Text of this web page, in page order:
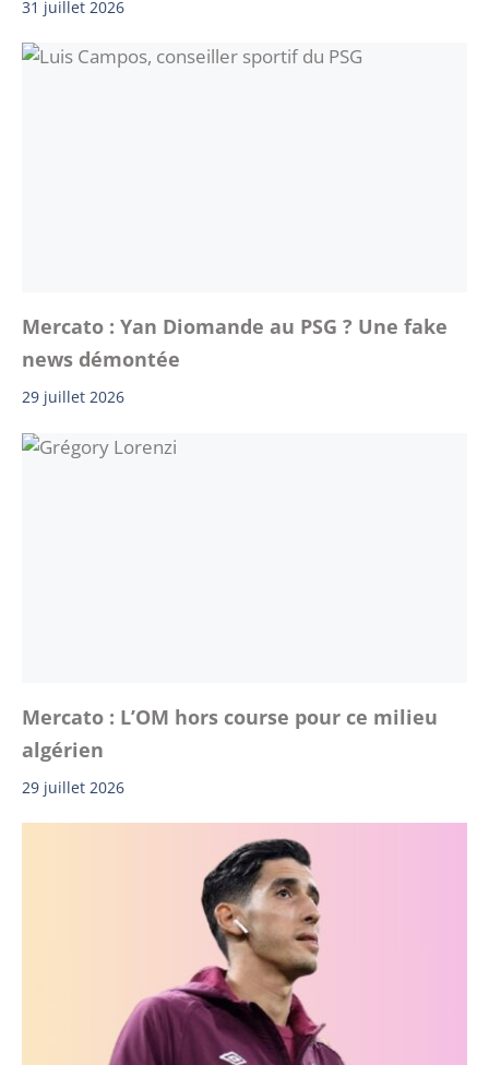
31 juillet 2026
Mercato : Yan Diomande au PSG ? Une fake
news démontée
29 juillet 2026
Mercato : L’OM hors course pour ce milieu
algérien
29 juillet 2026